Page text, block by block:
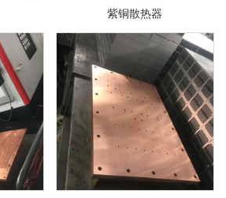
紫铜散热器